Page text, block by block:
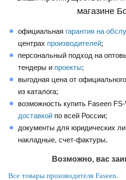
магазине
официальная гарантия на
центрах производителей;
персональный подход на
тендеры и проекты;
выгодная цена от
из каталога;
возможность купить Faseen
доставкой по всей России;
документы для юридических
накладные, счет-фактуры.
Возможно, вас
Все товары производителя Faseen.